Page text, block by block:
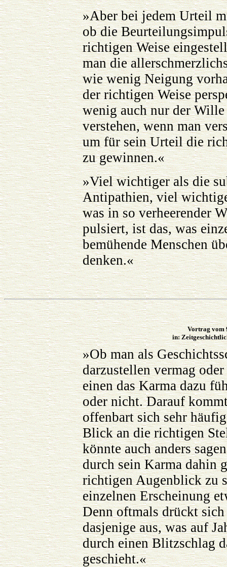
»Aber bei jedem Urteil
ob die
richtigen Weise
man die
wie wenig Neigung
der richtigen Weise
wenig auch nur der
verstehen, wenn man
um für sein Urteil die
zu gewinnen.«
»Viel wichtiger als die
Antipathien, viel
was in so verheerender
pulsiert, ist das, was
bemühende Menschen
denken.«
Vortrag vom
in:
»Ob man als
darzustellen vermag
einen das Karma dazu
oder nicht. Darauf
offenbart sich sehr
Blick an die richtigen
könnte auch anders
durch sein Karma dahin
richtigen Augenblick zu
einzelnen Erscheinung
Denn oftmals drückt
dasjenige aus, was auf
durch einen Blitzschlag
geschieht.«